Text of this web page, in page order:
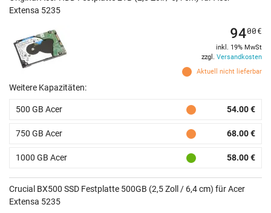
Extensa 5235
Aktuell nicht lieferbar
9400€
inkl. 19% MwSt
zzgl. Versandkosten
Weitere Kapazitäten:
500 GB Acer 54.00 €
750 GB Acer 68.00 €
1000 GB Acer 58.00 €
Crucial BX500 SSD Festplatte 500GB (2,5 Zoll / 6,4 cm) für Acer
Extensa 5235